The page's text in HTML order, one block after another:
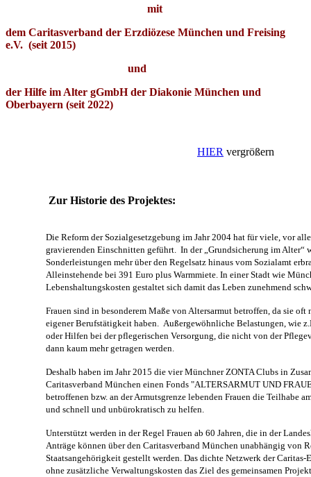
mit
dem Caritasverband der Erzdiözese München und Freising
e.V. (seit 2015)
und
der Hilfe im Alter gGmbH der Diakonie München und
Oberbayern (seit 2022)
HIER vergrößern
Zur Historie des Projektes:
Die Reform der Sozialgesetzgebung im Jahr 2004 hat für viele, vor
gravierenden Einschnitten geführt. In der „Grundsicherung im Alter“
Sonderleistungen mehr über den Regelsatz hinaus vom Sozialamt
Alleinstehende bei 391 Euro plus Warmmiete. In einer Stadt wie
Lebenshaltungskosten gestaltet sich damit das Leben zunehmend
Frauen sind in besonderem Maße von Altersarmut betroffen, da sie oft
eigener Berufstätigkeit haben. Außergewöhnliche Belastungen, wie
oder Hilfen bei der pflegerischen Versorgung, die nicht von der
dann kaum mehr getragen werden.
Deshalb haben im Jahr 2015 die vier Münchner ZONTA Clubs in
Caritasverband München einen Fonds "ALTERSARMUT UND
betroffenen bzw. an der Armutsgrenze lebenden Frauen die Teilhabe
und schnell und unbürokratisch zu helfen.
Unterstützt werden in der Regel Frauen ab 60 Jahren, die in der
Anträge können über den Caritasverband München unabhängig von
Staatsangehörigkeit gestellt werden. Das dichte Netzwerk der
ohne zusätzliche Verwaltungskosten das Ziel des gemeinsamen